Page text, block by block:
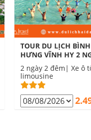
TOUR DU LỊCH BÌNH
HƯNG VĨNH HY 2
ĐÊM
2 ngày 2 đêm| Xe ô
limousine